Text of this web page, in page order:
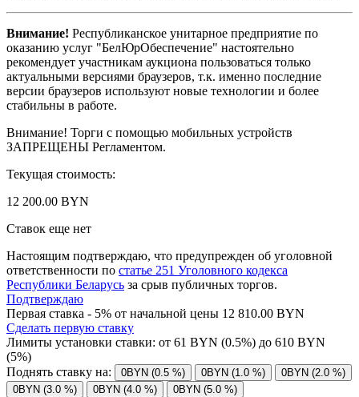
Внимание! Республиканское унитарное предприятие по
оказанию услуг "БелЮрОбеспечение" настоятельно
рекомендует участникам аукциона пользоваться только
актуальными версиями браузеров, т.к. именно последние
версии браузеров используют новые технологии и более
стабильны в работе.
Внимание! Торги с помощью мобильных устройств
ЗАПРЕЩЕНЫ Регламентом.
Текущая стоимость:
12 200.00 BYN
Ставок еще нет
Настоящим подтверждаю, что предупрежден об уголовной
ответственности по статье 251 Уголовного кодекса
Республики Беларусь за срыв публичных торгов.
Подтверждаю
Первая ставка - 5% от начальной цены 12 810.00 BYN
Сделать первую ставку
Лимиты установки ставки: от 61 BYN (0.5%) до 610 BYN
(5%)
Поднять ставку на:
0BYN (0.5 %) 0BYN (1.0 %)
0BYN (2.0 %)
0BYN (3.0 %)
0BYN (4.0 %) 0BYN (5.0 %)